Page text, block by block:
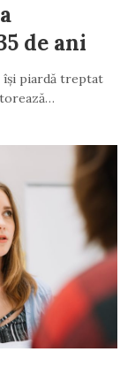
de ani
își piardă treptat